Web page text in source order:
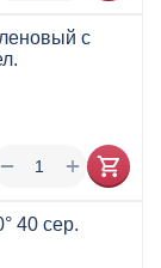
с
+
−
40 сер.